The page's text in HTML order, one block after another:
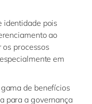
identidade pois
ao
processos
em
de benefícios
para a governança